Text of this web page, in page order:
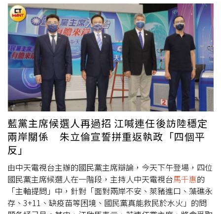
侷限在室內攝影棚，到戶外播報她也很有經驗，「有次2小
時的高雄愛河播報，天黑後蚊子變多，結果有隻蚊子突然飛
到我嘴裡，我當場嚇到！我的耳機裡充滿其他人的笑聲，但
我依然得要淡定播完。」林嘉源一聽則打趣地說，「你看
看，如果是現在的我們（在網路上），還可以（直接）說聲
音好聽到蚊子都想來參一腳。」周玉琴與學生直接面對面互
動。（圖／中天提供）在傳統電視新聞，主播出錯往往直接
播出難以收回，所以播報時會有讀稿機作為輔助，但到了新
媒體，同樣情況卻能有不同的方式應變，林嘉源提到，「在
新媒體的時代，如果出錯，我們還可以用聊天的方式把它圓
回來化解危機。」他也進一步給傳播科系的學生建言，「這
是一個分眾的時代，我們要抓住哪一群人，比廣泛的分眾更
重要，在這個浪頭上，想好自己的定位，做自己想做的事
情，目標清楚才能有自己的後續。」下一場校園講座預計16
日由主播馬千惠 、許甫前進新竹玄奘大學進行分享，講座全
程也會在中天電視YouTube頻道直播。
藍黨主席候選人再過招 江喊連任後訪陸穩定
兩岸關係 朱立倫宣誓拼重返執政「四個平
反」
由中天電視台主辦的國民黨主席辯論，今天下午登場，四位
國民黨主席候選人在一階段，主持人中天電視台馬千惠的
「主軸提問」中，針對「面對兩岸不安、萊豬進口、藻礁永
存、3+11、缺疫苗等困境、國民黨真能救民於水火」的問